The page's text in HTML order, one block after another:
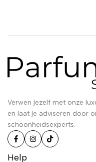
Verwen jezelf met onze
en laat je adviseren door
schoonheidsexperts.
Help